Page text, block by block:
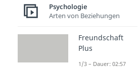
lasse jedem
Deuten der
Psychologie
Arten von Beziehungen
Freundschaft
Plus
1/3 – Dauer: 02:57